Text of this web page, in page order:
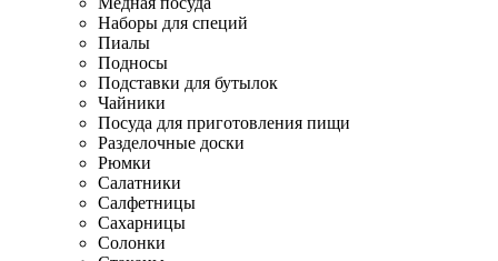
Наборы для специй
Пиалы
Подносы
Подставки для бутылок
Чайники
Посуда для приготовления пищи
Разделочные доски
Рюмки
Салатники
Салфетницы
Сахарницы
Солонки